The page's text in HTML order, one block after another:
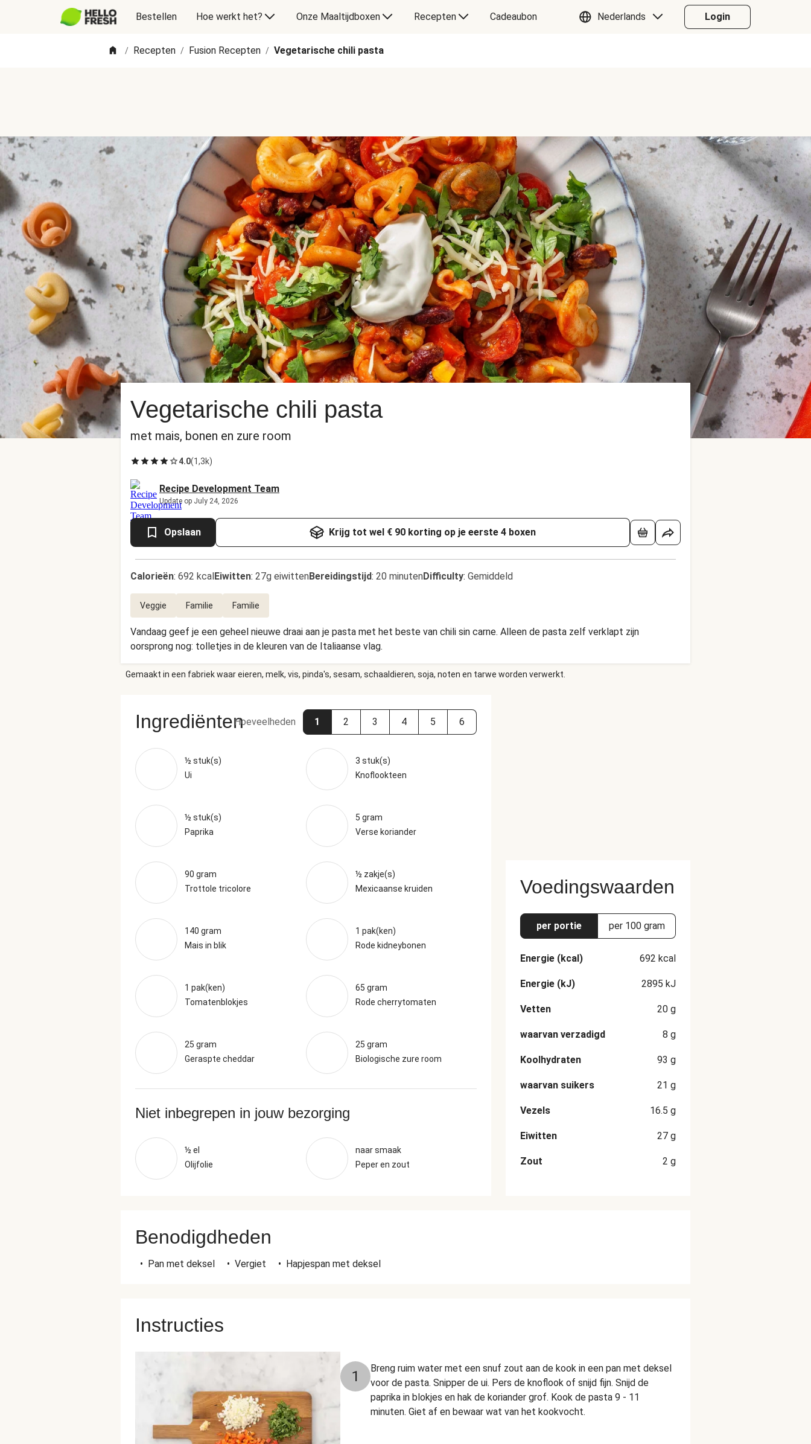
Bestellen Hoe werkt het? Onze Maaltijdboxen Recepten Cadeaubon Nederlands Login
/ Recepten / Fusion Recepten / Vegetarische chili pasta
Vegetarische chili pasta
met mais, bonen en zure room
4.0(1,3k)
Recipe Development Team
Update op July 24, 2026
Opslaan Krijg tot wel € 90 korting op je eerste 4 boxen
Calorieën: 692 kcalEiwitten: 27g eiwittenBereidingstijd: 20 minutenDifficulty: Gemiddeld
Veggie Familie Familie
Vandaag geef je een geheel nieuwe draai aan je pasta met het beste van chili sin carne. Alleen de pasta zelf verklapt zijn
oorsprong nog: tolletjes in de kleuren van de Italiaanse vlag.
Gemaakt in een fabriek waar eieren, melk, vis, pinda's, sesam, schaaldieren, soja, noten en tarwe worden verwerkt.
IngrediëntenHoeveelheden 1 2 3 4 5 6
½ stuk(s)
Ui
3 stuk(s)
Knoflookteen
½ stuk(s)
Paprika
5 gram
Verse koriander
90 gram
Trottole tricolore
½ zakje(s)
Mexicaanse kruiden
140 gram
Mais in blik
1 pak(ken)
Rode kidneybonen
1 pak(ken)
Tomatenblokjes
65 gram
Rode cherrytomaten
25 gram
Geraspte cheddar
25 gram
Biologische zure room
Niet inbegrepen in jouw bezorging
½ el
Olijfolie
naar smaak
Peper en zout
Voedingswaarden
per portie per 100 gram
Energie (kcal) 692 kcal
Energie (kJ) 2895 kJ
Vetten 20 g
waarvan verzadigd 8 g
Koolhydraten 93 g
waarvan suikers 21 g
Vezels 16.5 g
Eiwitten 27 g
Zout 2 g
Benodigdheden
• Pan met deksel • Vergiet • Hapjespan met deksel
Instructies
1
Breng ruim water met een snuf zout aan de kook in een pan met deksel
voor de pasta. Snipper de ui. Pers de knoflook of snijd fijn. Snijd de
paprika in blokjes en hak de koriander grof. Kook de pasta 9 - 11
minuten. Giet af en bewaar wat van het kookvocht.